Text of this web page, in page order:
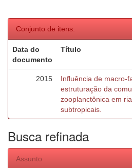
Conjunto de itens:
Data do
documento
Título
2015
Influência de macro-
estruturação da
zooplanctônica em
subtropicais.
Busca refinada
Assunto